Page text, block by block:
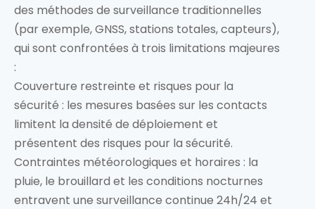
des méthodes de surveillance traditionnelles
(par exemple, GNSS, stations totales, capteurs),
qui sont confrontées à trois limitations majeures
:
Couverture restreinte et risques pour la
sécurité : les mesures basées sur les contacts
limitent la densité de déploiement et
présentent des risques pour la sécurité.
Contraintes météorologiques et horaires : la
pluie, le brouillard et les conditions nocturnes
entravent une surveillance continue 24h/24 et